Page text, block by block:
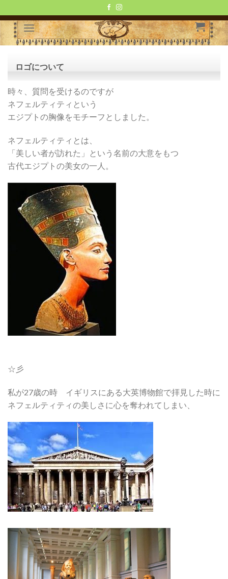
to
content
ロゴについて
時々、質問を受けるのですが
ネフェルティティという
エジプトの胸像をモチーフとしました。
ネフェルティティとは、
「美しい者が訪れた」という名前の大意をもつ
古代エジプトの美女の一人。
☆彡
私が27歳の時 イギリスにある大英博物館で拝見した時に
ネフェルティティの美しさに心を奪われてしまい、